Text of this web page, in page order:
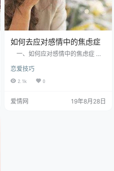
如何去应对感情中的焦虑症
一、如何应对感情中的焦虑症 建
询、尝试和改进三个步骤。 1 .
理解和反思 怎么谈恋爱能长久?谈恋
是自我认知的反思。 人们面对问题
恋爱技巧
2.1k 0
爱情网 19年8月28日